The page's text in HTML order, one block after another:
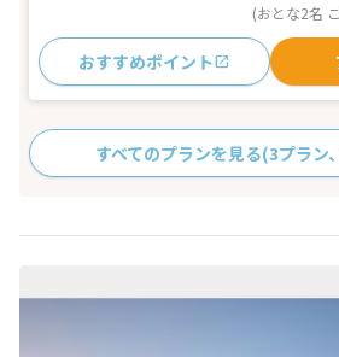
(おとな2名
おすすめポイント
すべてのプランを見る(3プラン